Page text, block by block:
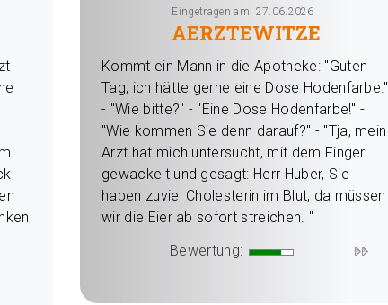
Eingetragen am: 27.06.2026
AERZTEWITZE
Kommt ein Mann in die Apotheke: "Guten
Tag, ich hätte gerne eine Dose Hodenfarbe."
- "Wie bitte?" - "Eine Dose Hodenfarbe!" -
"Wie kommen Sie denn darauf?" - "Tja, mein
Arzt hat mich untersucht, mit dem Finger
gewackelt und gesagt: Herr Huber, Sie
haben zuviel Cholesterin im Blut, da müssen
wir die Eier ab sofort streichen. "
Bewertung: